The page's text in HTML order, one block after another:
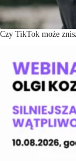
Czy TikTok może